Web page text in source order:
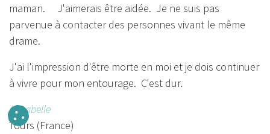
maman. J'aimerais être aidée. Je ne suis pas
parvenue à contacter des personnes vivant le même
drame.
J'ai l'impression d'être morte en moi et je dois continuer
à vivre pour mon entourage. C'est dur.
Annabelle
Tours (France)